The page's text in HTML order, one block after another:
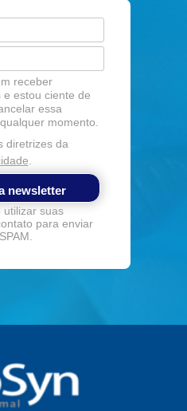
receber
e estou ciente de
essa
momento.
diretrizes da
newsletter
utilizar suas
para enviar